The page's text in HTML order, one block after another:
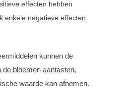
effecten hebben
enkele negatieve effecten
kunnen de
de bloemen aantasten,
waarde kan afnemen.